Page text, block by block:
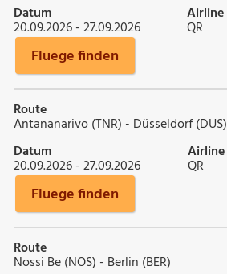
Datum
20.09.2026 - 27.09.2026
Airline
QR
Fluege finden
Route
Antananarivo (TNR) - Düsseldorf (DUS)
Datum
20.09.2026 - 27.09.2026
Airline
QR
Fluege finden
Route
Nossi Be (NOS) - Berlin (BER)